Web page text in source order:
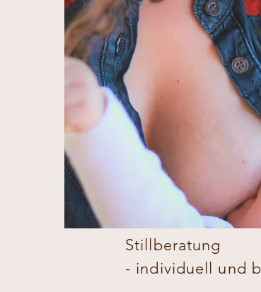
Stillberatung
- individuell und